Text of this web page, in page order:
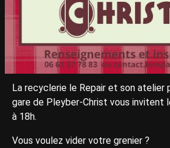
La recyclerie le Repair et son atelier
gare de Pleyber-Christ vous invitent
à 18h.
Vous voulez vider votre grenier ?